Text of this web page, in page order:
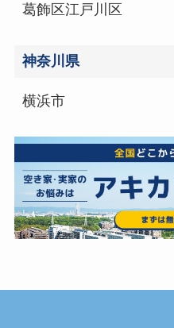
葛飾区江戸川区
神奈川県
横浜市